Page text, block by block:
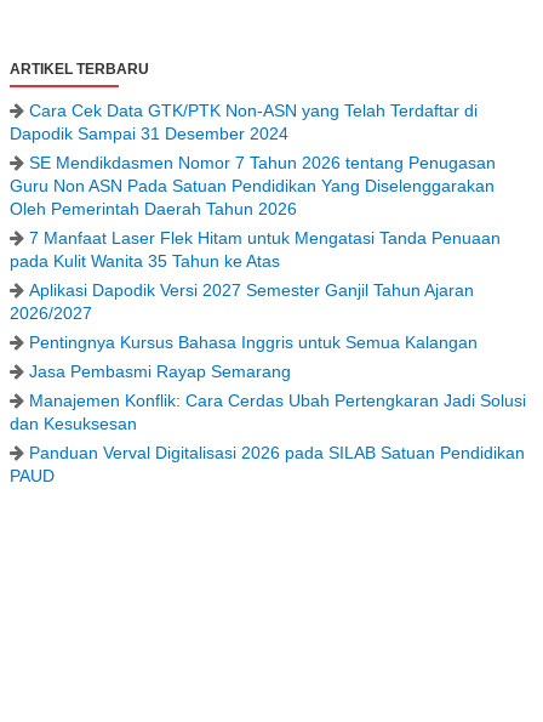
ARTIKEL TERBARU
Cara Cek Data GTK/PTK Non-ASN yang Telah Terdaftar di
Dapodik Sampai 31 Desember 2024
SE Mendikdasmen Nomor 7 Tahun 2026 tentang Penugasan
Guru Non ASN Pada Satuan Pendidikan Yang Diselenggarakan
Oleh Pemerintah Daerah Tahun 2026
7 Manfaat Laser Flek Hitam untuk Mengatasi Tanda Penuaan
pada Kulit Wanita 35 Tahun ke Atas
Aplikasi Dapodik Versi 2027 Semester Ganjil Tahun Ajaran
2026/2027
Pentingnya Kursus Bahasa Inggris untuk Semua Kalangan
Jasa Pembasmi Rayap Semarang
Manajemen Konflik: Cara Cerdas Ubah Pertengkaran Jadi Solusi
dan Kesuksesan
Panduan Verval Digitalisasi 2026 pada SILAB Satuan Pendidikan
PAUD